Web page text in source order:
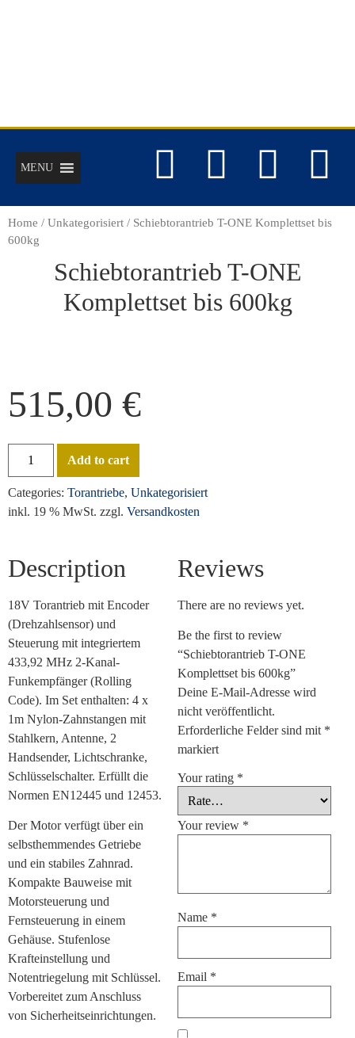
MENU
Home / Unkategorisiert / Schiebtorantrieb T-ONE Komplettset bis
600kg
Schiebtorantrieb T-ONE
Komplettset bis 600kg
515,00 €
Add to cart
Categories: Torantriebe, Unkategorisiert
inkl. 19 % MwSt. zzgl. Versandkosten
Description
18V Torantrieb mit Encoder
(Drehzahlsensor) und
Steuerung mit integriertem
433,92 MHz 2-Kanal-
Funkempfänger (Rolling
Code). Im Set enthalten: 4 x
1m Nylon-Zahnstangen mit
Stahlkern, Antenne, 2
Handsender, Lichtschranke,
Schlüsselschalter. Erfüllt die
Normen EN12445 und 12453.
Der Motor verfügt über ein
selbsthemmendes Getriebe
und ein stabiles Zahnrad.
Kompakte Bauweise mit
Motorsteuerung und
Fernsteuerung in einem
Gehäuse. Stufenlose
Krafteinstellung und
Notentriegelung mit Schlüssel.
Vorbereitet zum Anschluss
von Sicherheitseinrichtungen.
Reviews
There are no reviews yet.
Be the first to review
“Schiebtorantrieb T-ONE
Komplettset bis 600kg”
Deine E-Mail-Adresse wird
nicht veröffentlicht.
Erforderliche Felder sind mit *
markiert
Your rating *
Your review *
Name *
Email *